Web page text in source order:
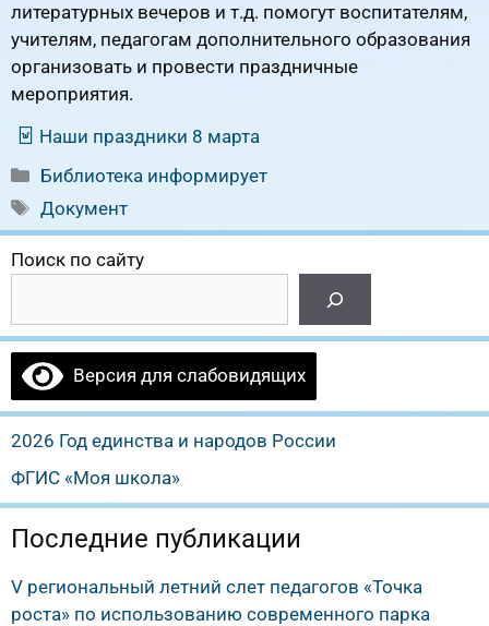
литературных вечеров и т.д. помогут воспитателям,
учителям, педагогам дополнительного образования
организовать и провести праздничные
мероприятия.
Наши праздники 8 марта
Рубрики
Библиотека информирует
Метки
Документ
Поиск по сайту
Версия для слабовидящих
2026 Год единства и народов России
ФГИС «Моя школа»
Последние публикации
V региональный летний слет педагогов «Точка
роста» по использованию современного парка